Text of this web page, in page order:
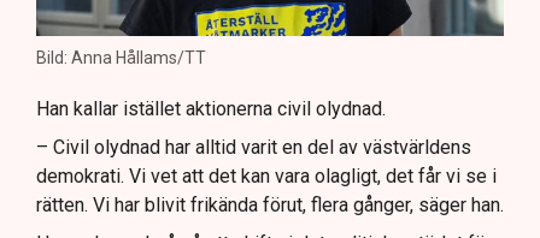
Bild: Anna Hållams/TT
Han kallar istället aktionerna civil olydnad.
– Civil olydnad har alltid varit en del av västvärldens
demokrati. Vi vet att det kan vara olagligt, det får vi se i
rätten. Vi har blivit frikända förut, flera gånger, säger han.